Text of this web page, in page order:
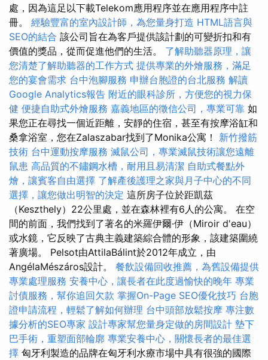
處，因為這足以下載Telekom應用程序並在應用程序中註
冊。 經驗豐富的室內設計師，為您量身打造 HTML語言與
SEO的結合 該公司旨在為客戶提供該計劃的可變折扣和有
價值的獎品，從而促進他們的生活。 了解助聽器原理，讓
您清楚了解助聽器的工作方式 提供專業的外燴服務，滿足
您的宴會需求 台中泡腳服務 申辦台胞證的台北服務 解讀
Google Analytics報告 附近的眼科診所，方便您的視力保
健 便捷自助式外燴服務 嘉義地區的徵信公司，專業可靠 如
果您正在尋找一個近距離，安靜的住宿，甚至有按摩浴缸和
桑拿浴室，您在Zalaszabar找到了Monika公寓！ 新竹撥筋
技術 台中運動按摩服務 滅鼠公司，專業滅鼠技術讓您遠離
鼠患 高品質的不鏽鋼水槽，耐用且易清潔 自助式餐點外
燴，讓賓客自由選擇 了解產後護理之家與月子中心的不同
選擇，讓您做出明智的決定 這所房子位於距凱茲
（Keszthely）22公里處，並在森林裡有6人的公寓。 在空
間的前面，我們找到了著名的米羅伊爾·伊（Miroir d'eau）
或水鏡，它反映了古典主義建築綜合體的形象，該建築圍繞
著廣場。 Pelsot由AttilaBálint於2012年成立，由
AngélaMészáros設計。 餐飲設備回收推薦，為舊設備提供
專業處理服務 安養中心，讓長者在此度過愉快的晚年 專業
討債服務，幫你追回欠款 掌握On-Page SEO優化技巧 台胞
證申請流程，輕鬆了解如何辦理 台中頭部放鬆按摩 專注數
據分析的SEO專家 設計專家幫您量身定做的房間設計 墊下
巴手術，重塑面部輪廓 專業安養中心，關懷長者的最佳選
擇 匈牙利製造的品牌在匈牙利水療市場中具有很強的國際